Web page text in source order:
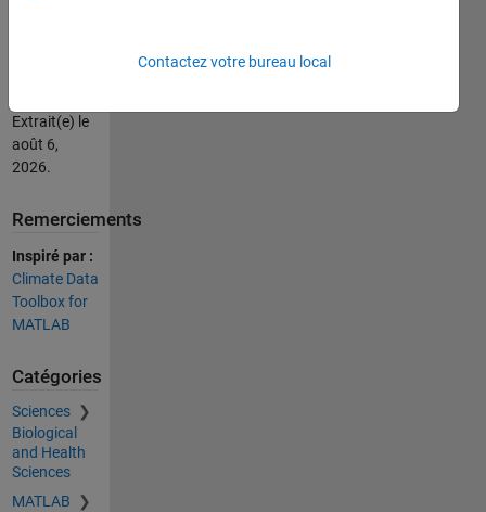
Extrait(e) le
août 6,
2026.
Remerciements
Inspiré par :
Climate Data
Toolbox for
MATLAB
Catégories
Sciences
Biological
and Health
Sciences
MATLAB
Contactez votre bureau local